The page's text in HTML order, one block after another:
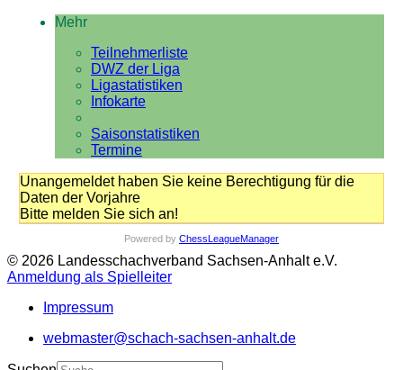
Mehr
Teilnehmerliste
DWZ der Liga
Ligastatistiken
Infokarte
Saisonstatistiken
Termine
Unangemeldet haben Sie keine Berechtigung für die
Daten der Vorjahre
Bitte melden Sie sich an!
Powered by ChessLeagueManager
© 2026 Landesschachverband Sachsen-Anhalt e.V.
Anmeldung als Spielleiter
Impressum
webmaster@schach-sachsen-anhalt.de